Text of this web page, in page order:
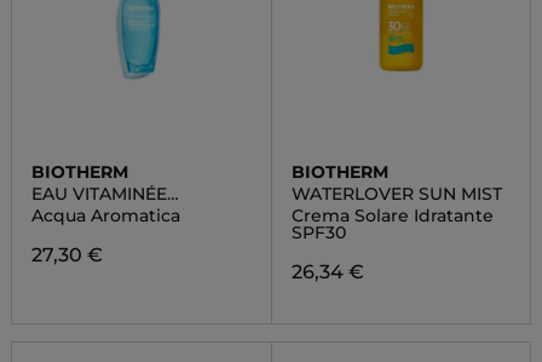
BIOTHERM
EAU VITAMINÉE
VIBRATION BERGAMOTE
Acqua Aromatica
27,30 €
BIOTHERM
WATERLOVER SUN MIST
Crema Solare Idratante
SPF30
26,34 €